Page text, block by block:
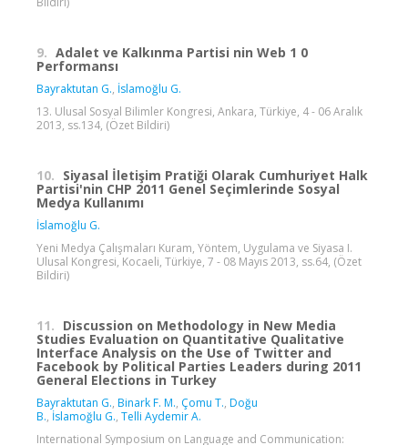
9. Adalet ve Kalkınma Partisi nin Web 1 0
Performansı
Bayraktutan G., İslamoğlu G.
13. Ulusal Sosyal Bilimler Kongresi, Ankara, Türkiye, 4 - 06 Aralık
2013, ss.134, (Özet Bildiri)
10. Siyasal İletişim Pratiği Olarak Cumhuriyet Halk
Partisi'nin CHP 2011 Genel Seçimlerinde Sosyal
Medya Kullanımı
İslamoğlu G.
Yeni Medya Çalışmaları Kuram, Yöntem, Uygulama ve Siyasa I.
Ulusal Kongresi, Kocaeli, Türkiye, 7 - 08 Mayıs 2013, ss.64, (Özet
Bildiri)
11. Discussion on Methodology in New Media
Studies Evaluation on Quantitative Qualitative
Interface Analysis on the Use of Twitter and
Facebook by Political Parties Leaders during 2011
General Elections in Turkey
Bayraktutan G., Binark F. M., Çomu T., Doğu
B., İslamoğlu G., Telli Aydemir A.
International Symposium on Language and Communication: